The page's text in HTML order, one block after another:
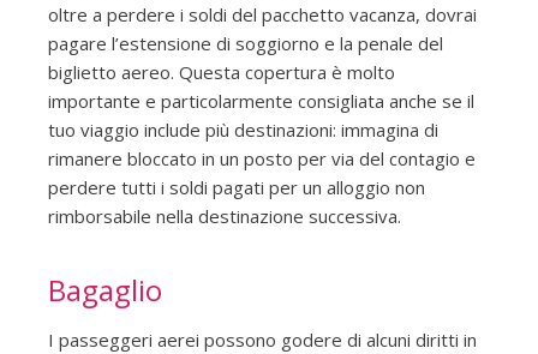
oltre a perdere i soldi del pacchetto vacanza, dovrai
pagare l’estensione di soggiorno e la penale del
biglietto aereo. Questa copertura è molto
importante e particolarmente consigliata anche se il
tuo viaggio include più destinazioni: immagina di
rimanere bloccato in un posto per via del contagio e
perdere tutti i soldi pagati per un alloggio non
rimborsabile nella destinazione successiva.
Bagaglio
I passeggeri aerei possono godere di alcuni diritti in